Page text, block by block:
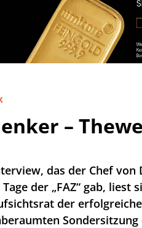
–
das der Chef von
der „FAZ“ gab, liest
der